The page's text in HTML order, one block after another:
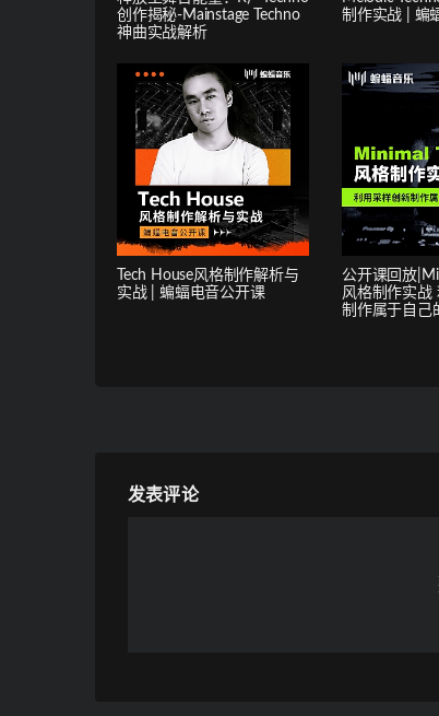
创作揭秘-Mainstage Techno
神曲实战解析
制作实战 | 蝙
Tech House风格制作解析与
实战 | 蝙蝠电音公开课
公开课回放
风格制作实战
制作属于自己
发表评论